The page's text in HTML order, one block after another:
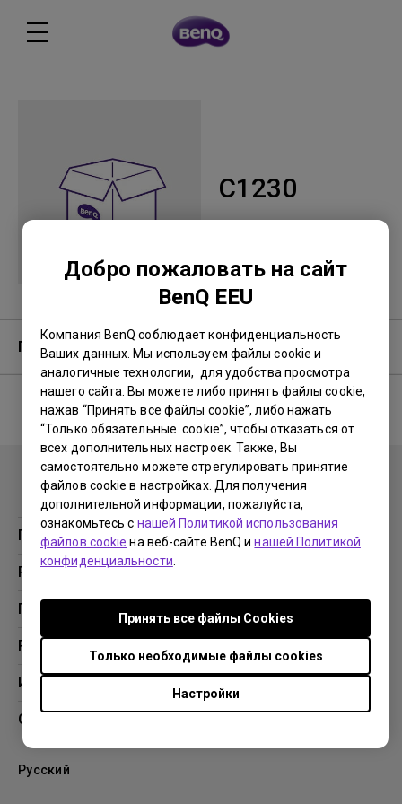
Добро пожаловать на сайт
BenQ EEU
Компания BenQ соблюдает конфиденциальность
Ваших данных. Мы используем файлы cookie и
аналогичные технологии, для удобства просмотра
нашего сайта. Вы можете либо принять файлы cookie,
нажав “Принять все файлы cookie”, либо нажать
“Только обязательные cookie”, чтобы отказаться от
всех дополнительных настроек. Также, Вы
самостоятельно можете отрегулировать принятие
файлов cookie в настройках. Для получения
дополнительной информации, пожалуйста,
ознакомьтесь с нашей Политикой использования
файлов cookie на веб-сайте BenQ инашей Политикой
конфиденциальности
Настройки
Только необходимые файлы cookies
Принять все файлы Сookies
C1230
Гарантия
No related warranty information
Продукция
Проекторы
Решения
Образование
Поддержка
Поддержка
Ресурсы
Проекционный калькулятор
Информация
BenQ AQCOLOR
О компании BenQ
Профиль компании
Новости
Русский